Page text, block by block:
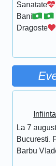
Sanatate
Bani
Dragoste
La 7
Bucuresti.
Barbu